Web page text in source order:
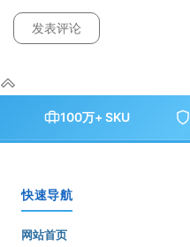
100万+ SKU
快速导航
网站首页